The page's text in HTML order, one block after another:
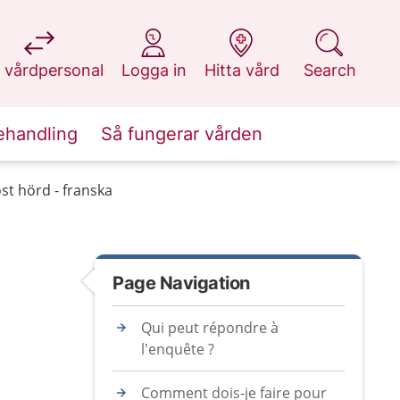
vårdpersonal
at 1177.se
Logga in
at 1177.se
Hitta vård
at 1177.se
Search
at 1177.se
Så fungerar vården
hörd - franska
Page Navigation
Qui peut répondre à
l’enquête ?
Comment dois-je faire pour